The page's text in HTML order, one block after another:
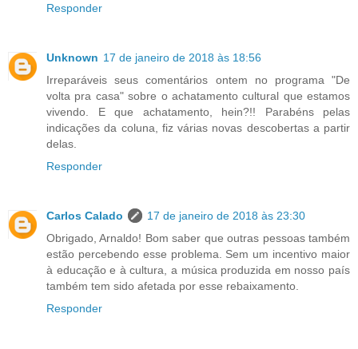
Responder
Unknown 17 de janeiro de 2018 às 18:56
Irreparáveis seus comentários ontem no programa "De
volta pra casa" sobre o achatamento cultural que estamos
vivendo. E que achatamento, hein?!! Parabéns pelas
indicações da coluna, fiz várias novas descobertas a partir
delas.
Responder
Carlos Calado
17 de janeiro de 2018 às 23:30
Obrigado, Arnaldo! Bom saber que outras pessoas também
estão percebendo esse problema. Sem um incentivo maior
à educação e à cultura, a música produzida em nosso país
também tem sido afetada por esse rebaixamento.
Responder